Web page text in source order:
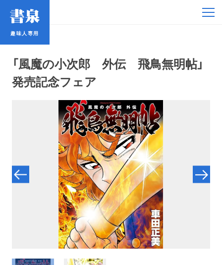
趣味人専用
「風魔の小次郎 外伝 飛鳥無明帖」
発売記念フェア
趣味人専用
アイドル
鉄道・バス
コミック・ラノベ
プロレス
数学